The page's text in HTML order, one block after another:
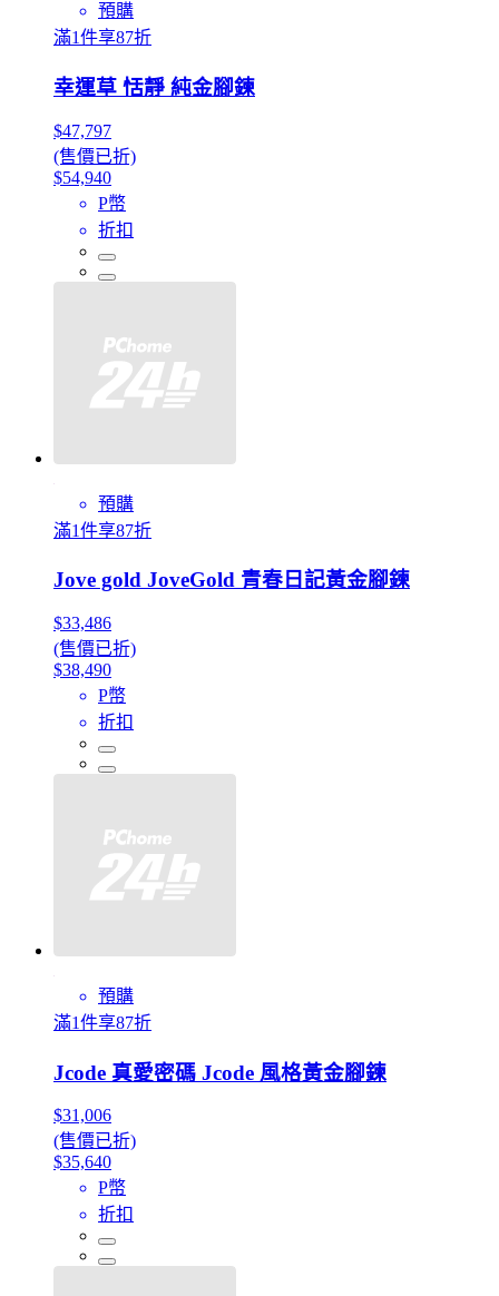
預購
滿1件享87折
幸運草 恬靜 純金腳鍊
$47,797
(售價已折)
$54,940
P幣
折扣
預購
滿1件享87折
Jove gold JoveGold 青春日記黃金腳鍊
$33,486
(售價已折)
$38,490
P幣
折扣
預購
滿1件享87折
Jcode 真愛密碼 Jcode 風格黃金腳鍊
$31,006
(售價已折)
$35,640
P幣
折扣